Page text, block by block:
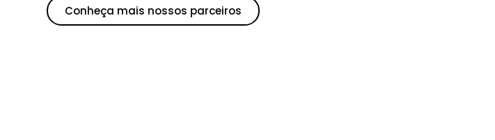
Conheça mais nossos parceiros